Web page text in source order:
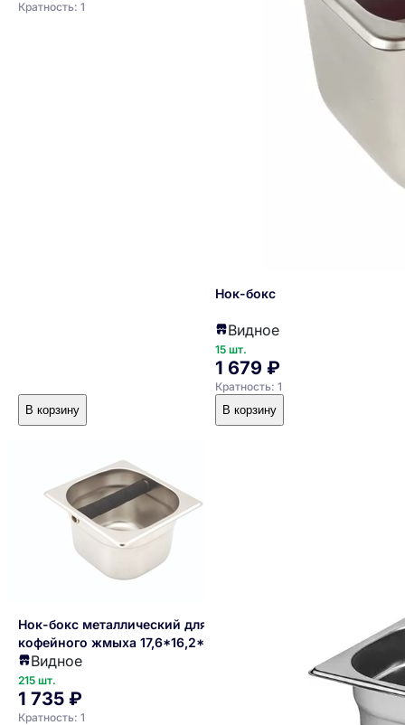
Кратность: 1
В корзину
Нок-бокс
Видное
15 шт.
1 679 ₽
Кратность: 1
В корзину
Нок-бокс металлический для
кофейного жмыха 17,6*16,2*10
см. MGsteel
Видное
215 шт.
1 735 ₽
Кратность: 1